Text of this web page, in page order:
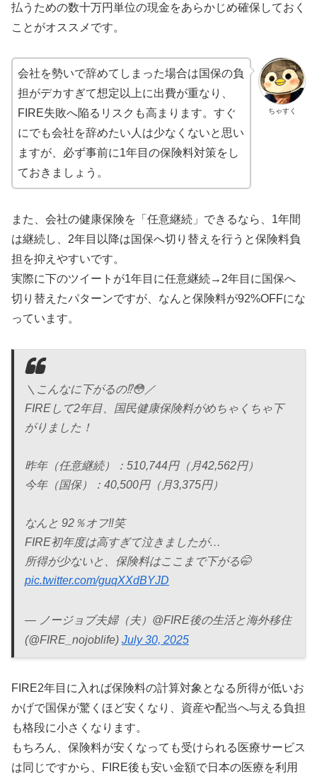
払うための数十万円単位の現金をあらかじめ確保しておく
ことがオススメです。
ちゃすく
会社を勢いで辞めてしまった場合は国保の負
担がデカすぎて想定以上に出費が重なり、
FIRE失敗へ陥るリスクも高まります。すぐ
にでも会社を辞めたい人は少なくないと思い
ますが、必ず事前に1年目の保険料対策をし
ておきましょう。
また、会社の健康保険を「任意継続」できるなら、1年間
は継続し、2年目以降は国保へ切り替えを行うと保険料負
担を抑えやすいです。
実際に下のツイートが1年目に任意継続→2年目に国保へ
切り替えたパターンですが、なんと保険料が92%OFFにな
っています。
＼こんなに下がるの⁉️😳／
FIREして2年目、国民健康保険料がめちゃくちゃ下
がりました！
昨年（任意継続）：510,744円（月42,562円）
今年（国保）：40,500円（月3,375円）
なんと 92％オフ‼️笑
FIRE初年度は高すぎて泣きましたが…
所得が少ないと、保険料はここまで下がる🤭
pic.twitter.com/guqXXdBYJD
— ノージョブ夫婦（夫）@FIRE後の生活と海外移住
(@FIRE_nojoblife) July 30, 2025
FIRE2年目に入れば保険料の計算対象となる所得が低いお
かげで国保が驚くほど安くなり、資産や配当へ与える負担
も格段に小さくなります。
もちろん、保険料が安くなっても受けられる医療サービス
は同じですから、FIRE後も安い金額で日本の医療を利用